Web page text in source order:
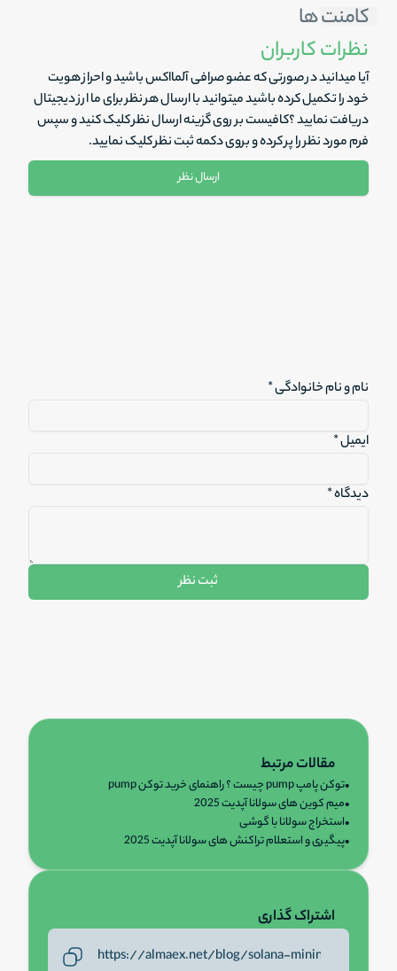
کامنت ها
نظرات کاربران
آیا میدانید در صورتی که عضو صرافی آلمااکس باشید و احراز هویت
خود را تکمیل کرده باشید میتوانید با ارسال هر نظر برای ما ارز دیجیتال
دریافت نمایید ؟کافیست بر روی گزینه ارسال نظر کلیک کنید و سپس
فرم مورد نظر را پر کرده و بروی دکمه ثبت نظر کلیک نمایید.
ارسال نظر
نام و نام خانوادگی *
ایمیل *
دیدگاه *
ثبت نظر
مقالات مرتبط
•توکن پامپ pump چیست ؟ راهنمای خرید توکن pump
•میم کوین های سولانا آپدیت 2025
•استخراج سولانا با گوشی
•پیگیری و استعلام تراکنش های سولانا آپدیت 2025
اشتراک گذاری